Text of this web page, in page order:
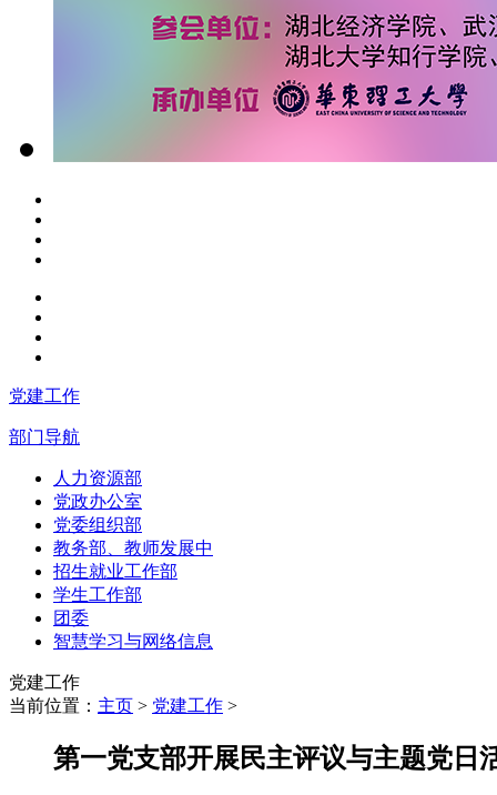
党建工作
部门导航
人力资源部
党政办公室
党委组织部
教务部、教师发展中
招生就业工作部
学生工作部
团委
智慧学习与网络信息
党建工作
当前位置： 主页 > 党建工作 >
第一党支部开展民主评议与主题党日